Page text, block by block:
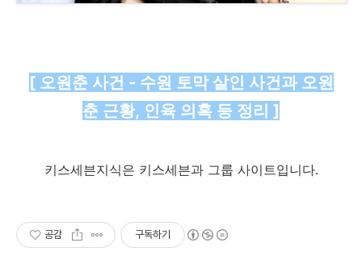
[ 오원춘 사건 - 수원 토막 살인 사건과 오원
춘 근황, 인육 의혹 등 정리 ]
키스세븐지식은 키스세븐과 그룹 사이트입니다.
공감 구독하기